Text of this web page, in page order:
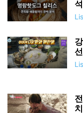
석